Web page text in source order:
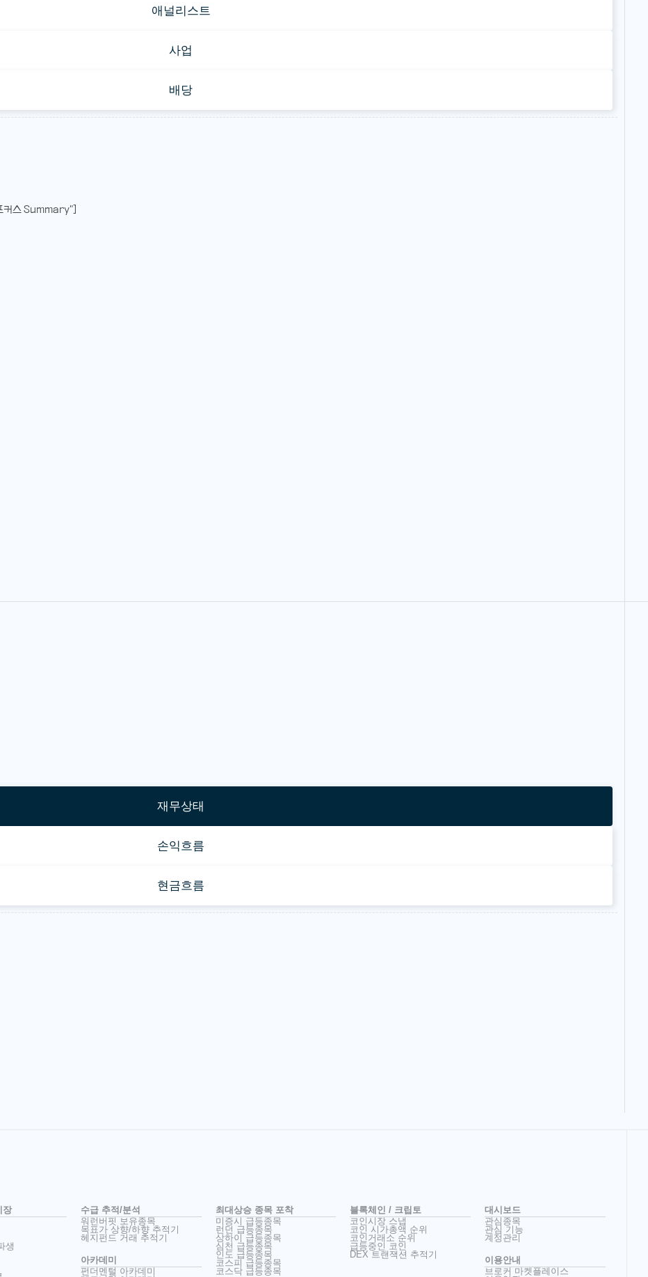
애널리스트
사업
배당
스 Summary"]
재무상태
손익흐름
현금흐름
장
생
수급 추적/분석
워런버핏 보유종목
목표가 상향/하향 추적기
헤지펀드 거래 추적기
아카데미
펀더멘털 아카데미
최대상승 종목 포착
미증시 급등종목
런던 급등종목
상하이 급등종목
심천 급등종목
인도 급등종목
코스피 급등종목
코스닥 급등종목
블록체인 / 크립토
코인시장 스냅
코인 시가총액 순위
코인거래소 순위
급등중인 코인
DEX 트랜잭션 추적기
대시보드
관심종목
관심 기능
계정관리
이용안내
브로커 마켓플레이스